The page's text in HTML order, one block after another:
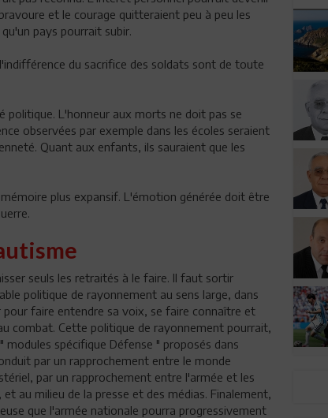
et le courage quitteraient peu à peu les
pays pourrait subir.
du sacrifice des soldats sont de toute
L'honneur aux morts ne doit pas se
observées par exemple dans les écoles seraient
Quant aux enfants, ils sauraient que les
plus expansif. L'émotion générée doit être
seuls les retraités à le faire. Il faut sortir
politique de rayonnement au sens large, dans
faire entendre sa voix, se faire connaître et
combat. Cette politique de rayonnement pourrait,
spécifique Défense " proposés dans
par un rapprochement entre le monde
par un rapprochement entre l'armée et les
au milieu de la presse et des médias. Finalement,
que l'armée nationale pourra progressivement